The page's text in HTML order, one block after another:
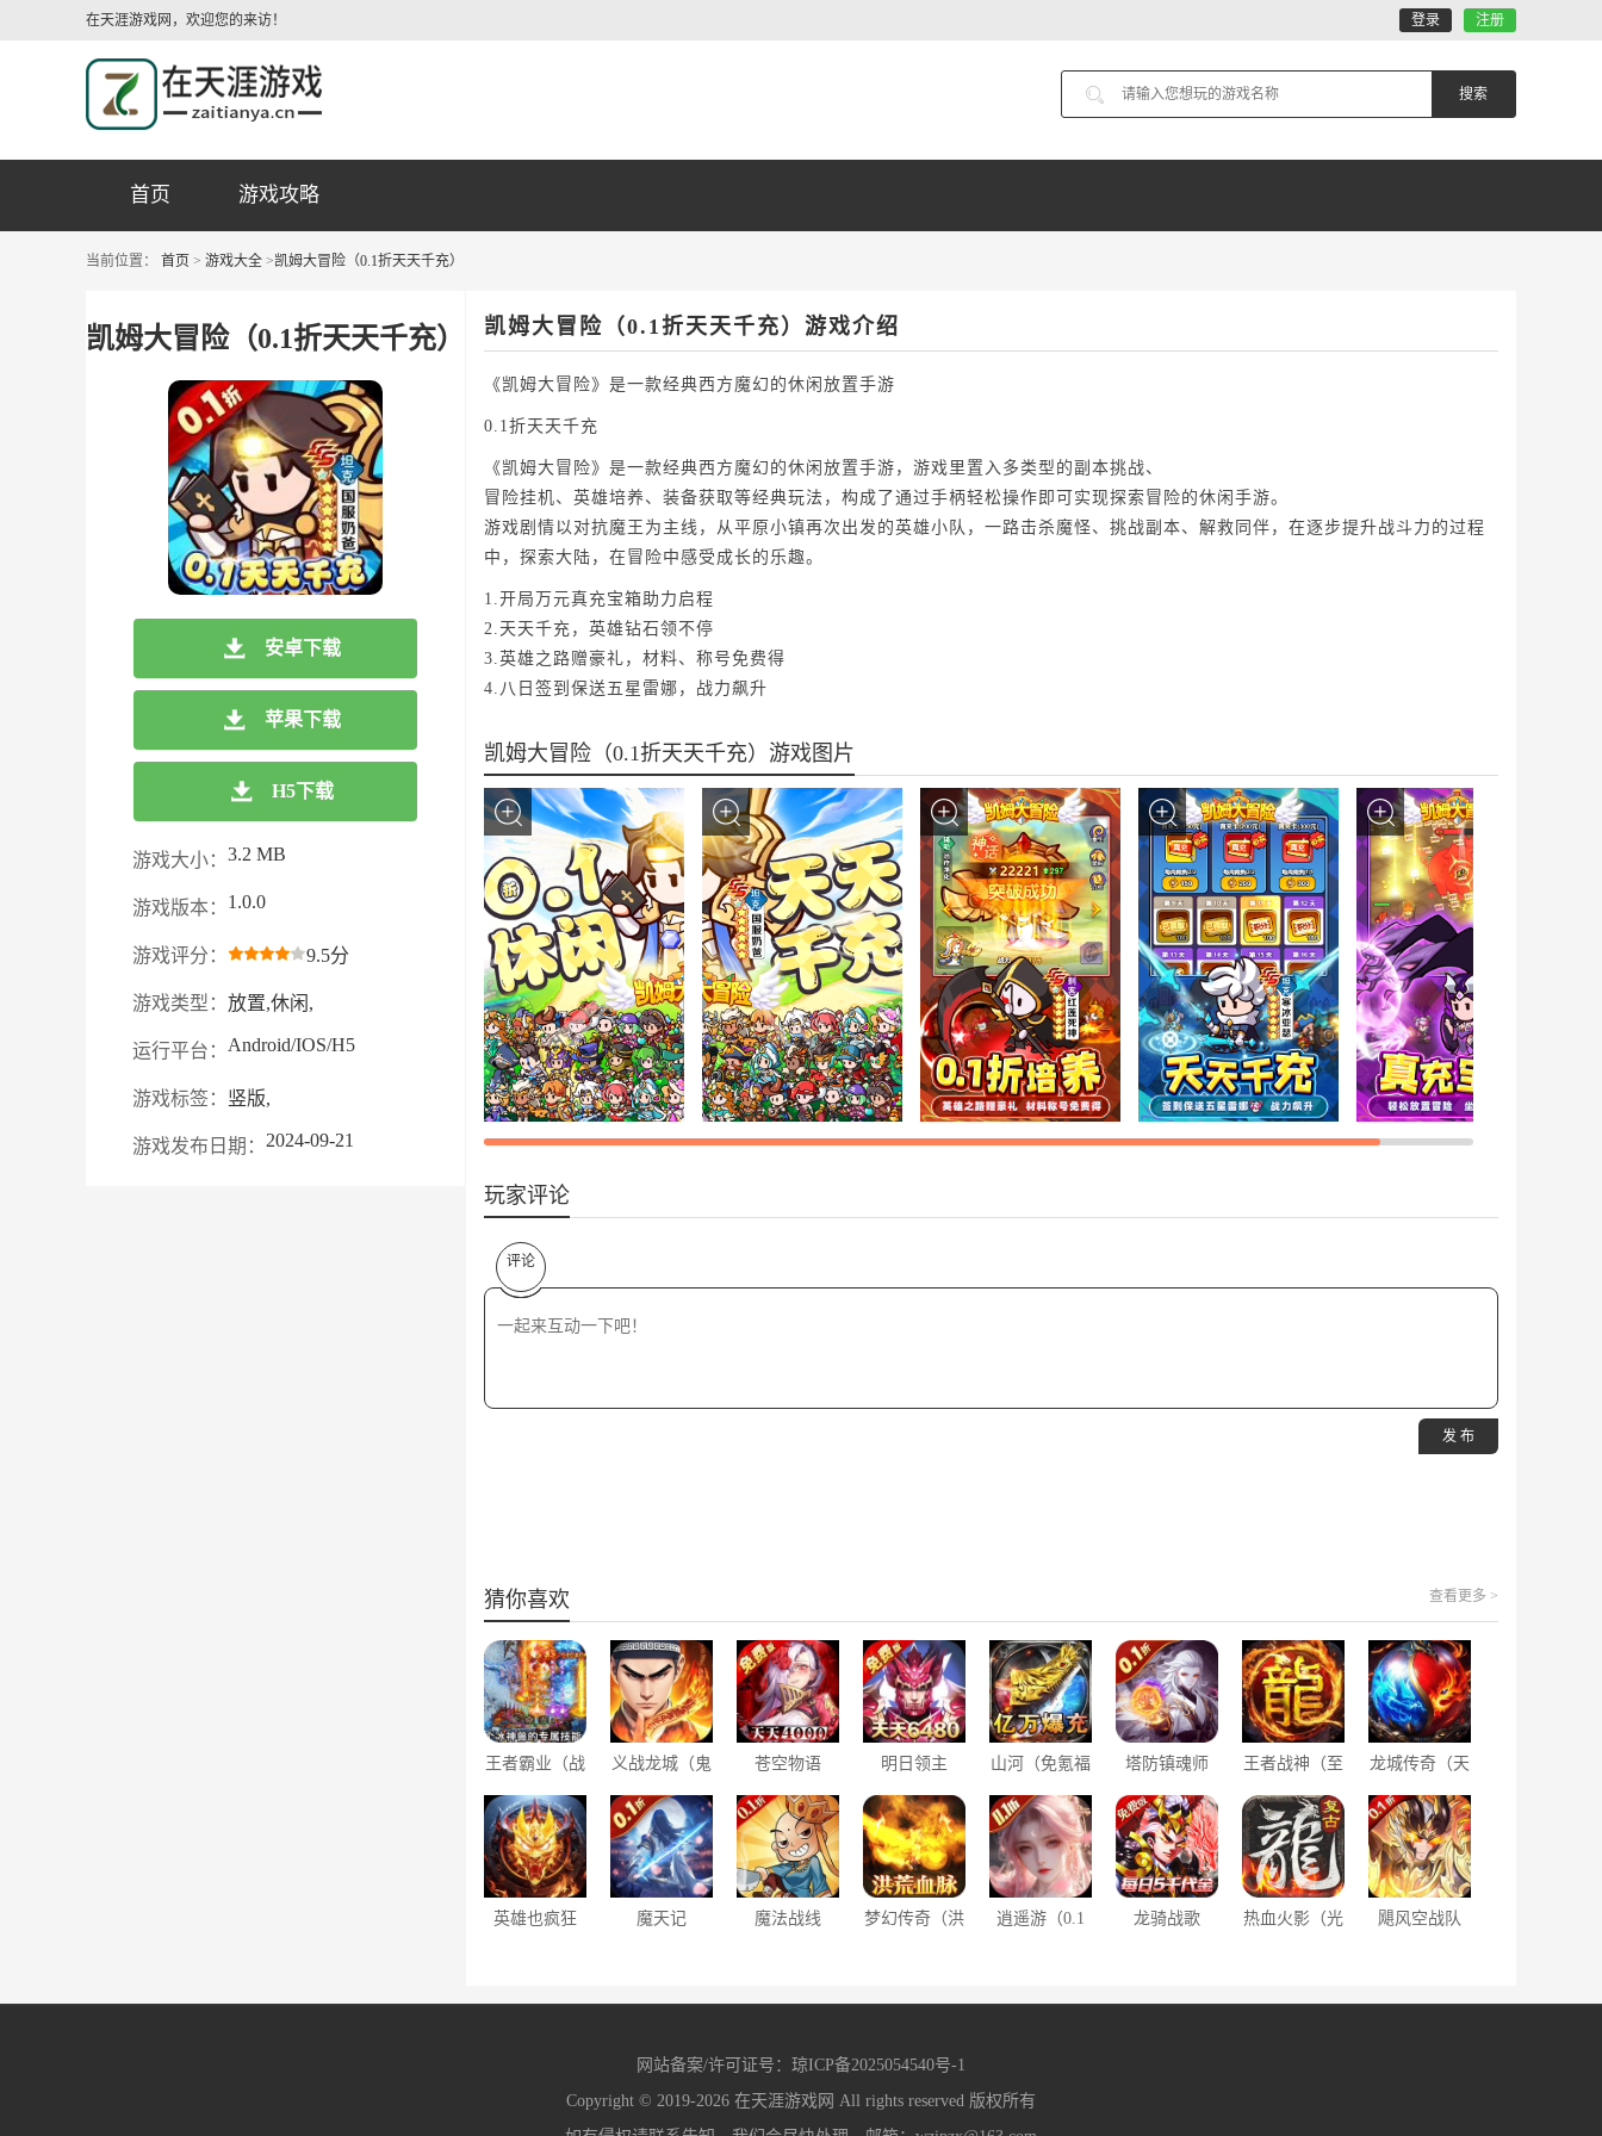
在天涯游戏网，欢迎您的来访！ 登录 注册
首页 游戏攻略
当前位置： 首页 > 游戏大全 >凯姆大冒险（0.1折天天千充）
凯姆大冒险（0.1折天天千充）
安卓下载
苹果下载
H5下载
游戏大小： 3.2 MB
游戏版本： 1.0.0
游戏评分： 9.5分
游戏类型： 放置,休闲,
运行平台： Android/IOS/H5
游戏标签： 竖版,
游戏发布日期： 2024-09-21
凯姆大冒险（0.1折天天千充）游戏介绍
《凯姆大冒险》是一款经典西方魔幻的休闲放置手游
0.1折天天千充
《凯姆大冒险》是一款经典西方魔幻的休闲放置手游，游戏里置入多类型的副本挑战、
冒险挂机、英雄培养、装备获取等经典玩法，构成了通过手柄轻松操作即可实现探索冒险的休闲手游。
游戏剧情以对抗魔王为主线，从平原小镇再次出发的英雄小队，一路击杀魔怪、挑战副本、解救同伴，在逐步提升战斗力的过程
中，探索大陆，在冒险中感受成长的乐趣。
1.开局万元真充宝箱助力启程
2.天天千充，英雄钻石领不停
3.英雄之路赠豪礼，材料、称号免费得
4.八日签到保送五星雷娜，战力飙升
凯姆大冒险（0.1折天天千充）游戏图片
玩家评论
评论
发 布
猜你喜欢 查看更多 >
王者霸业（战
义战龙城（鬼
苍空物语
版）
明日领主
版）
山河（免氪福
塔防镇魂师
免费版）
王者战神（至
龙城传奇（天
英雄也疯狂
魔天记
魔法战线
梦幻传奇（洪
逍遥游（0.1
龙骑战歌
热血火影（光
飓风空战队
网站备案/许可证号： 琼ICP备2025054540号-1
Copyright © 2019-2026 在天涯游戏网 All rights reserved 版权所有